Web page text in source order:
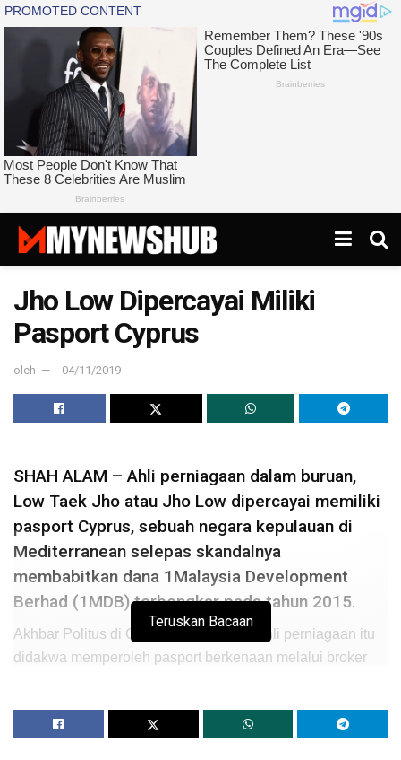
Jho Low Dipercayai Miliki
Pasport Cyprus
oleh 04/11/2019
SHAH ALAM – Ahli perniagaan dalam buruan,
Low Taek Jho atau Jho Low dipercayai memiliki
pasport Cyprus, sebuah negara kepulauan di
Mediterranean selepas skandalnya
membabitkan dana 1Malaysia Development
Berhad (1MDB) terbongkar pada tahun 2015.
Akhbar Politus di Cyprus melaporkan, ahli perniagaan itu
didakwa memperoleh pasport berkenaan melalui broker
Ia firma sama digunakan Jho Low bagi mendapatkan
Teruskan Bacaan